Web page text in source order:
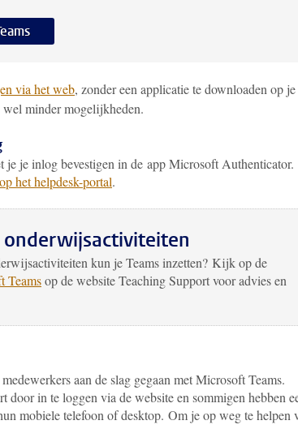
via het web, zonder een applicatie te downloaden op je
wel minder mogelijkheden.
je je inlog bevestigen in de app Microsoft Authenticator.
het helpdesk-portal.
onderwijsactiviteiten
kun je Teams inzetten? Kijk op de
Teamsop de website Teaching Support voor advies en
aan de slag gegaan met Microsoft Teams.
door in te loggen via de website en sommigen hebben
mobiele telefoon of desktop. Om je op weg te helpen